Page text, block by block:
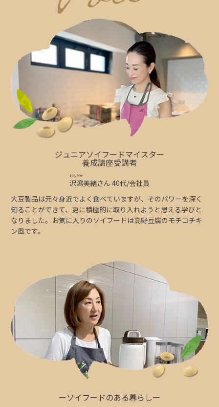
ジュニアソイフードマイスター
養成講座受講者
沢瀉
おもだか
美緒さん 40代/会社員
大豆製品は元々身近でよく食べていますが、そのパワーを深く
知ることができて、更に積極的に取り入れようと思える学びと
なりました。お気に入りのソイフードは高野豆腐のモチコチキ
ン風です。
ーソイフードのある暮らしー